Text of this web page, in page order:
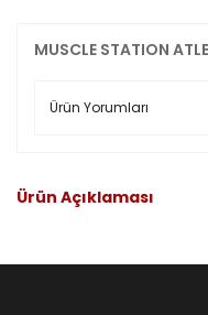
MUSCLE STATION
Ürün Yorumları
Ürün Açıklaması